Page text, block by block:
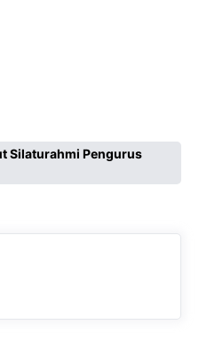
Silaturahmi Pengurus